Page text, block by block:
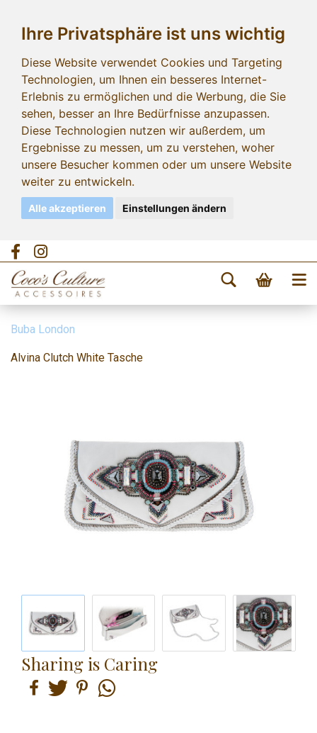
Ihre Privatsphäre ist uns wichtig
Diese Website verwendet Cookies und Targeting
Technologien, um Ihnen ein besseres Internet-
Erlebnis zu ermöglichen und die Werbung, die Sie
sehen, besser an Ihre Bedürfnisse anzupassen.
Diese Technologien nutzen wir außerdem, um
Ergebnisse zu messen, um zu verstehen, woher
unsere Besucher kommen oder um unsere Website
weiter zu entwickeln.
Alle akzeptieren Einstellungen ändern
Buba London
Alvina Clutch White Tasche
Sharing is Caring